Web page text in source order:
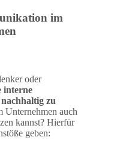
im
oder
interne
zu
Unternehmen auch
kannst? Hierfür
geben: